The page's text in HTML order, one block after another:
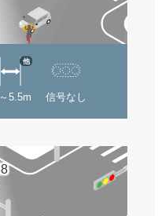
5.5m
他
信号なし